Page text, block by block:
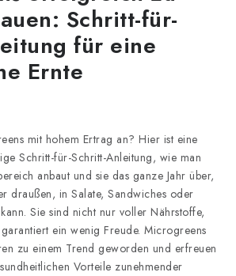
DEN HEIMANBAU
Kaufberatung AGB Blog Kontakt
Schritt-für-
für eine
Ernte
mit hohem Ertrag an? Hier ist eine
Schritt-für-Schritt-Anleitung, wie man
anbaut und sie das ganze Jahr über,
draußen, in Salate, Sandwiches oder
Sie sind nicht nur voller Nährstoffe,
ein wenig Freude. Microgreens
zu einem Trend geworden und erfreuen
Vorteile zunehmender